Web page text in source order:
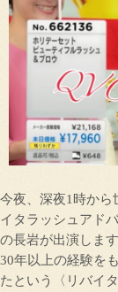
今夜、深夜1時から
イタラッシュアド
の長岩が出演します
30年以上の経験を
たという〈リバイ